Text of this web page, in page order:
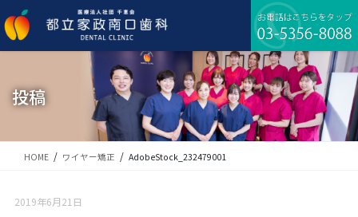
ン
テ
ビ
ゲ
移
投稿
HOME ワイヤー矯正 AdobeStock_232479001
2019年6月21日